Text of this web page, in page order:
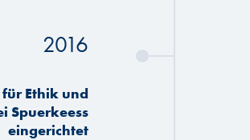
2016
für Ethik und
Spuerkeess
eingerichtet